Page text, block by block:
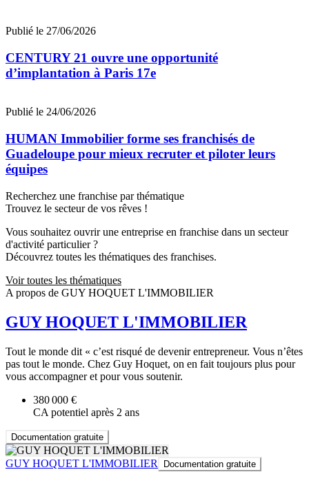
Publié le 27/06/2026
CENTURY 21 ouvre une opportunité
d’implantation à Paris 17e
Publié le 24/06/2026
HUMAN Immobilier forme ses franchisés de
Guadeloupe pour mieux recruter et piloter leurs
équipes
Recherchez une franchise par thématique
Trouvez le secteur de vos rêves !
Vous souhaitez ouvrir une entreprise en franchise dans un secteur
d'activité particulier ?
Découvrez toutes les thématiques des franchises.
Voir toutes les thématiques
A propos de GUY HOQUET L'IMMOBILIER
GUY HOQUET L'IMMOBILIER
Tout le monde dit « c’est risqué de devenir entrepreneur. Vous n’êtes
pas tout le monde. Chez Guy Hoquet, on en fait toujours plus pour
vous accompagner et pour vous soutenir.
380 000 €
CA potentiel après 2 ans
Documentation gratuite
GUY HOQUET L'IMMOBILIER Documentation gratuite